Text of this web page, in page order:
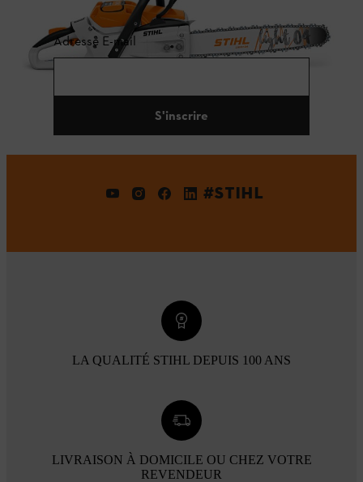
Adresse E-mail
S'inscrire
#STIHL
LA QUALITÉ STIHL DEPUIS 100 ANS
LIVRAISON À DOMICILE OU CHEZ VOTRE
REVENDEUR